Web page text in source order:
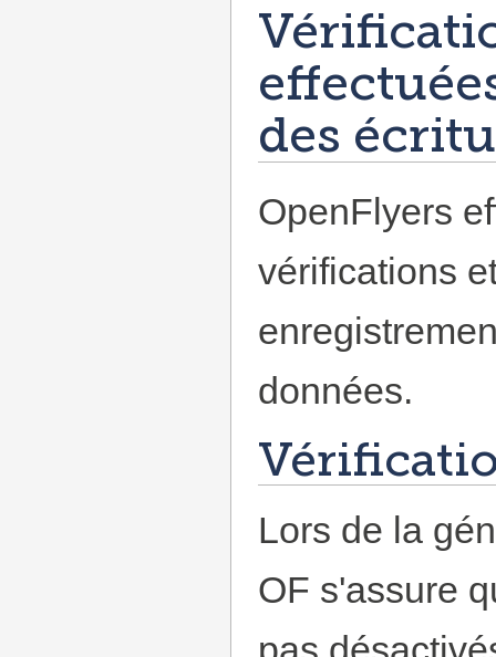
des
OpenFlyers
vérifications
données.
Lors de la
OF s'assure